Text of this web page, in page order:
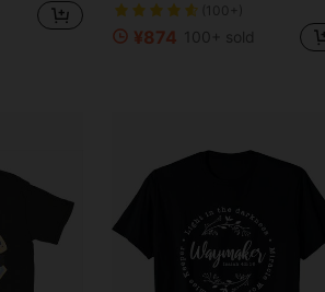
(100+)
¥874 100+ sold